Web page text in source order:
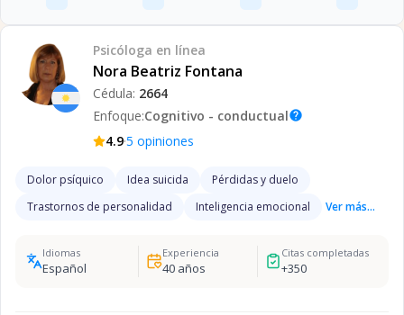
Psicóloga en línea
Nora Beatriz Fontana
Cédula: 2664
Enfoque:Cognitivo - conductualhelp
4.9·5 opiniones
Dolor psíquico Idea suicida
Pérdidas y duelo
Trastornos de personalidad
Inteligencia emocional Ver más...
Idiomas
Español
Experiencia
40años
Citas completadas
+350